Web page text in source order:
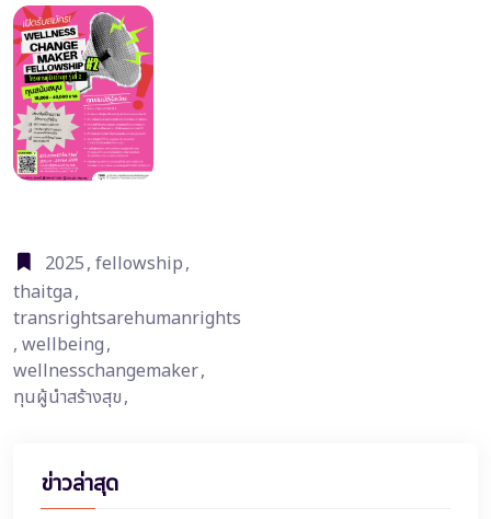
2025, fellowship,
thaitga,
transrightsarehumanrights
, wellbeing,
wellnesschangemaker,
ทุนผู้นำสร้างสุข,
ข่าวล่าสุด